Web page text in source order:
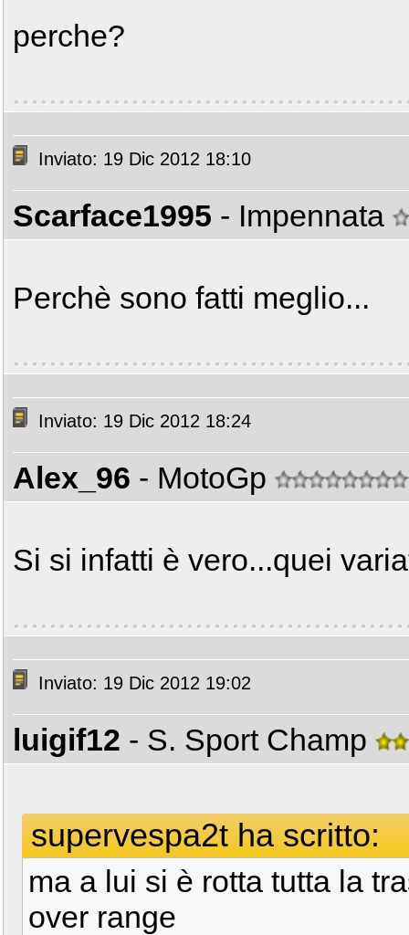
perche?
Inviato: 19 Dic 2012 18:10
Scarface1995 - Impennata
Perchè sono fatti meglio...
Inviato: 19 Dic 2012 18:24
Alex_96 - MotoGp
Si si infatti è vero...quei
Inviato: 19 Dic 2012 19:02
luigif12 - S. Sport Champ
supervespa2t ha scritto:
ma a lui si è rotta tutta la
over range